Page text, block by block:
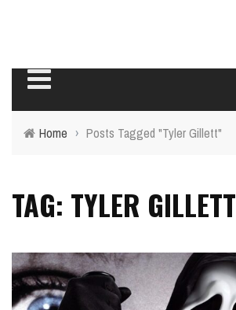
Home › Posts Tagged "Tyler Gillett"
TAG: TYLER GILLETT